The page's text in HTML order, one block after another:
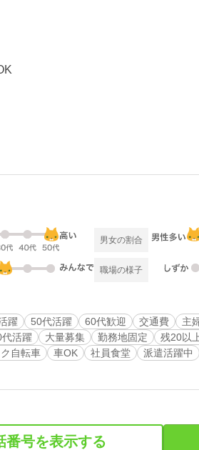
男女の割合
職場の様子
躍 50代活躍 60代歓迎 交通費 主
代活躍 大量募集 勤務地固定 残20以
自転車 車OK 社員食堂 派遣活躍中
番号を表示する